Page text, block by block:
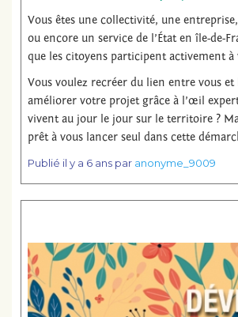
Vous êtes une collectivité, une
ou encore un service de l’État en île-de-
que les citoyens participent activement à
Vous voulez recréer du lien entre vous
améliorer votre projet grâce à l’œil
vivent au jour le jour sur le territoire ?
prêt à vous lancer seul dans cette
Publié il y a 6 anspar anonyme_9009